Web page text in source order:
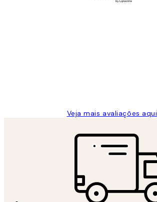
Veja mais avaliações aqui